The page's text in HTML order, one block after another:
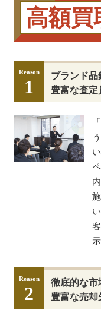
高額買
Reason
1
ブランド
豊富な査定
Reason
2
徹底的な市
豊富な売却